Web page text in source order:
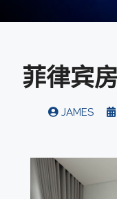
菲律宾
JAMES